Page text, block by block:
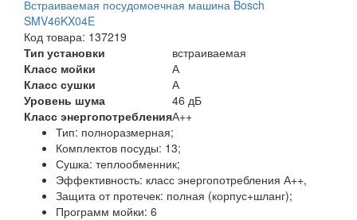
Встраиваемая посудомоечная машина Bosch
SMV46KX04E
Код товара: 137219
Тип установки
встраиваемая
Класс мойки
А
Класс сушки
А
Уровень шума
46 дБ
Класс энергопотребленияА++
Тип: полноразмерная;
Комплектов посуды: 13;
Сушка: теплообменник;
Эффективность: класс энергопотребления А++,
Защита от протечек: полная (корпус+шланг);
Программ мойки: 6